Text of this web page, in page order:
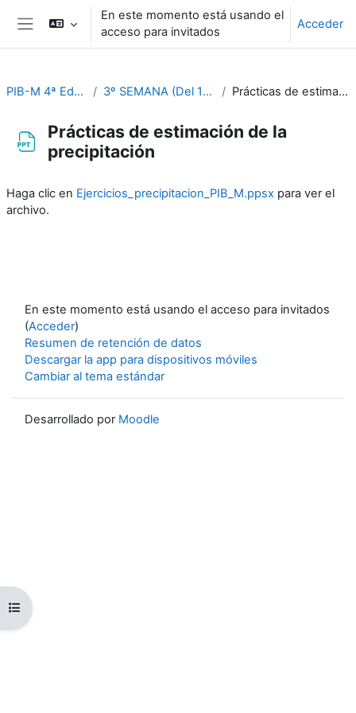
Salta al contenido principal
Panel lateral
En este momento está usando el
acceso para invitados
Acceder
Abrir índice del curso
PIB-M 4ª Ed. (fase práctica) 3º SEMANA (Del 18 al 22 de septiembre) Prácticas de estimación de la precipitación
Prácticas de estimación de la
precipitación
Haga clic en Ejercicios_precipitacion_PIB_M.ppsx para ver el
archivo.
En este momento está usando el acceso para invitados
(Acceder)
Resumen de retención de datos
Descargar la app para dispositivos móviles
Cambiar al tema estándar
Desarrollado por Moodle